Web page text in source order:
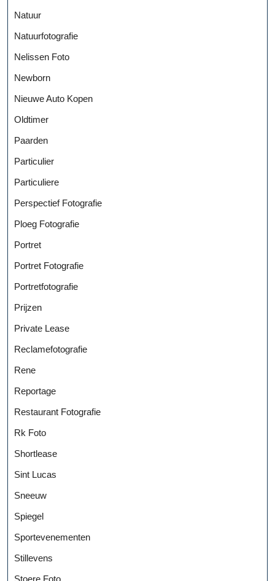
Natuur
Natuurfotografie
Nelissen Foto
Newborn
Nieuwe Auto Kopen
Oldtimer
Paarden
Particulier
Particuliere
Perspectief Fotografie
Ploeg Fotografie
Portret
Portret Fotografie
Portretfotografie
Prijzen
Private Lease
Reclamefotografie
Rene
Reportage
Restaurant Fotografie
Rk Foto
Shortlease
Sint Lucas
Sneeuw
Spiegel
Sportevenementen
Stillevens
Stoere Foto